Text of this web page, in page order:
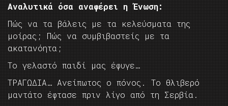
Αναλυτικά όσα αναφέρει η Ένωση:
Πώς να τα βάλεις με τα κελεύσματα της
μοίρας; Πώς να συμβιβαστείς με τα
ακατανόητα;
Το γελαστό παιδί μας έφυγε…
ΤΡΑΓΩΔΙΑ… Ανείπωτος ο πόνος. Το θλιβερό
μαντάτο έφτασε πριν λίγο από τη Σερβία.